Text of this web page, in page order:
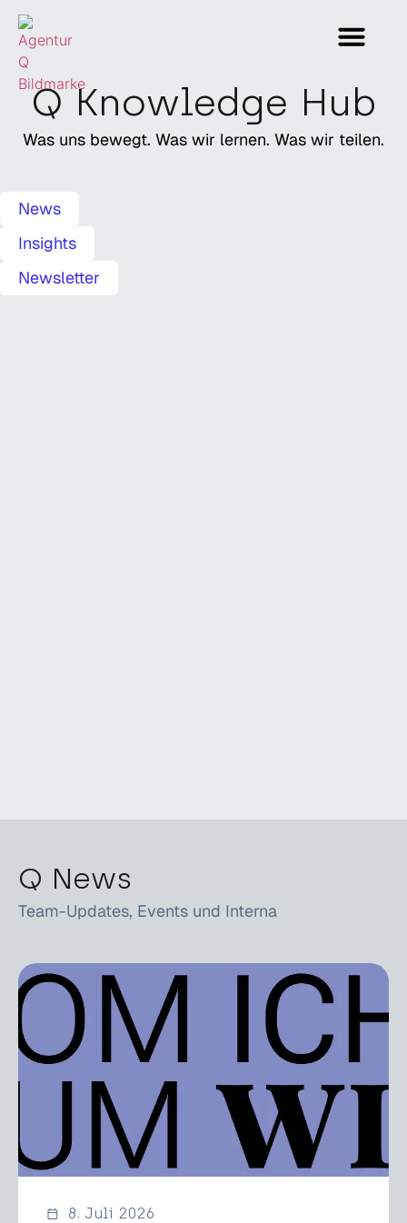
Q Knowledge Hub
Was uns bewegt. Was wir lernen. Was wir teilen.
News
Insights
Newsletter
Q News
Team-Updates, Events und Interna
8. Juli 2026